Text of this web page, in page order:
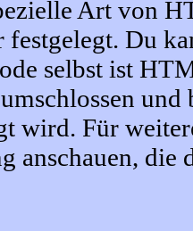
Art von
Du
selbst ist
wird. Für
anschauen, die